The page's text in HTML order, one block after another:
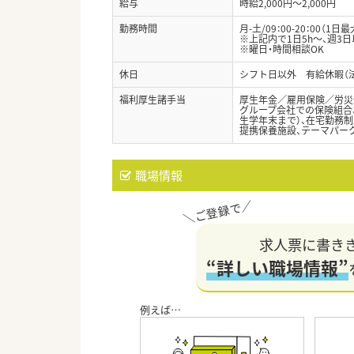
給与
時給2,000円～2,000円
勤務時間
月-土/09：00-20：00（1日
※上記内で1日5h～、週3
※曜日・時間相談OK
休日
シフト日以外 有給休暇（
福利厚生諸手当
厚生年金／雇用保険／労
グループ会社での保険組合
生学年末まで）、在宅勤務
提携保養施設、テーマパ
職場情報
求人票に書き
“詳しい職場情報”